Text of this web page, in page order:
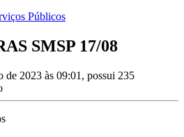
Públicos
SMSP 17/08
de 2023 às 09:01, possui 235